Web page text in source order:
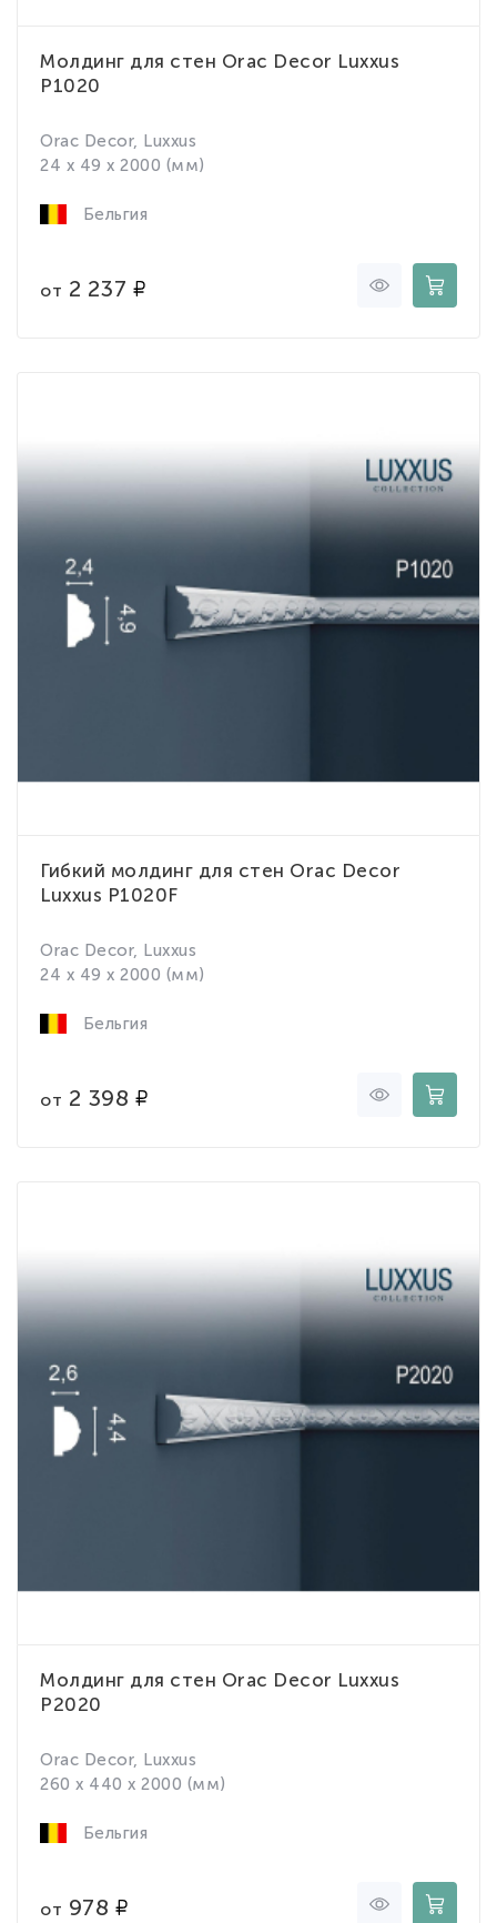
Молдинг для стен Orac Decor Luxxus
P1020
Orac Decor, Luxxus
24 x 49 x 2000 (мм)
Бельгия
от 2 237
Гибкий молдинг для стен Orac Decor
Luxxus P1020F
Orac Decor, Luxxus
24 x 49 x 2000 (мм)
Бельгия
от 2 398
Молдинг для стен Orac Decor Luxxus
P2020
Orac Decor, Luxxus
260 x 440 x 2000 (мм)
Бельгия
от 978